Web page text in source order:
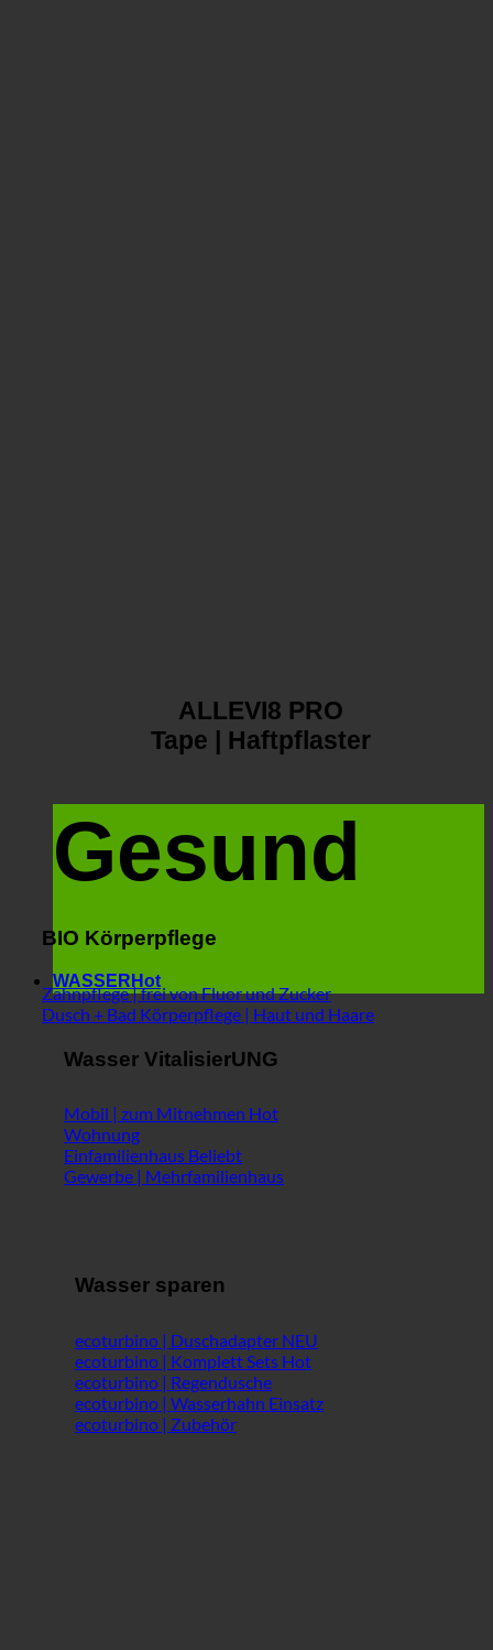
ALLEVI8 PRO
Tape | Haftpflaster
Gesund
BIO Körperpflege
Zahnpflege | frei von Fluor und Zucker
Dusch + Bad Körperpflege | Haut und Haare
WASSER
Wasser VitalisierUNG
Mobil | zum Mitnehmen
Wohnung
Einfamilienhaus
Gewerbe | Mehrfamilienhaus
Wasser sparen
ecoturbino | Duschadapter
ecoturbino | Komplett Sets
ecoturbino | Regendusche
ecoturbino | Wasserhahn Einsatz
ecoturbino | Zubehör